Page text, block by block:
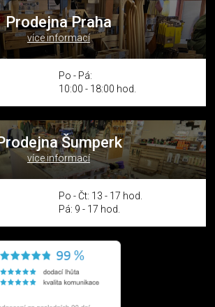
Prodejna Praha
více informací
Po - Pá:
10:00 - 18:00 hod.
Šumperk
více informací
Po - Čt: 13 - 17 hod.
Pá: 9 - 17 hod.